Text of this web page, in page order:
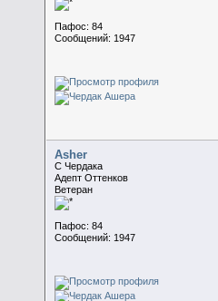
Пафос: 84
Сообщений: 1947
Asher
C Чердака
Адепт Оттенков
Ветеран
Пафос: 84
Сообщений: 1947